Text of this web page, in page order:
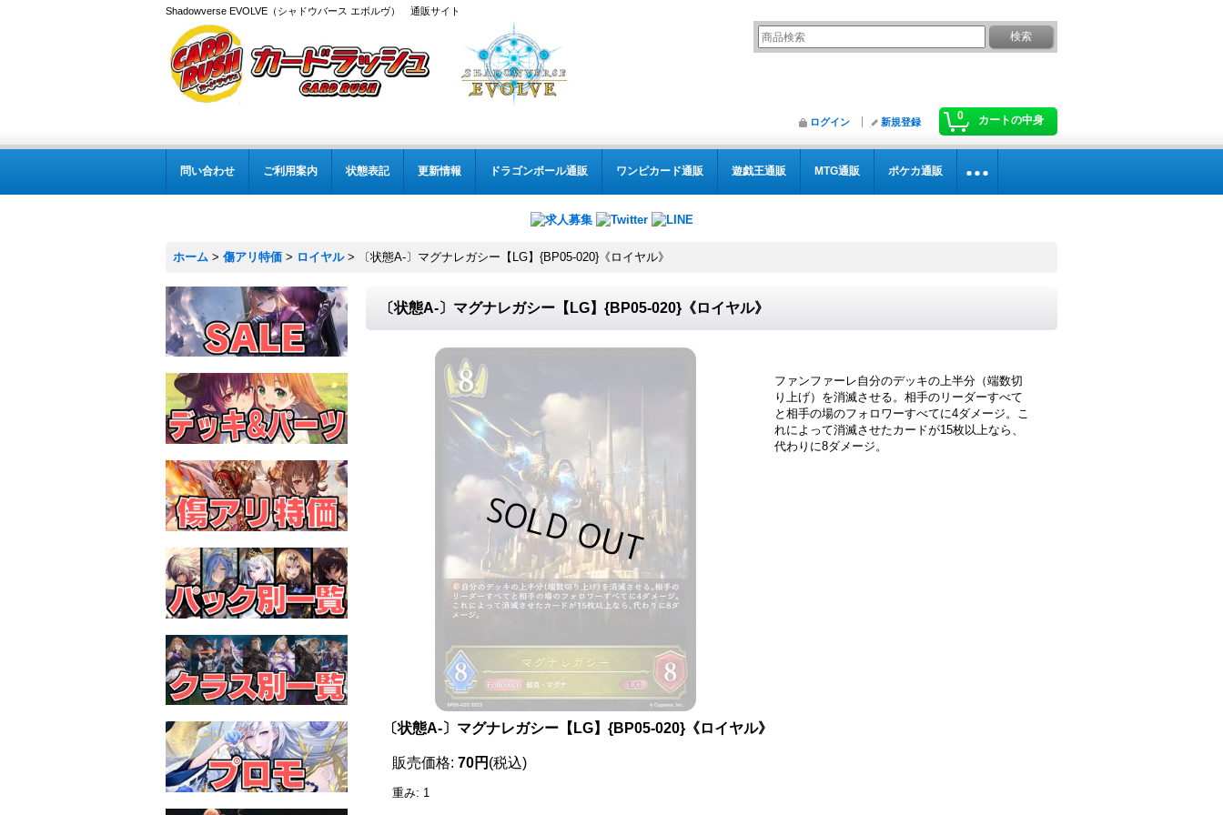
Shadowverse EVOLVE（シャドウバース エボルヴ） 通販サイト
0 カートの中身
ログイン 新規登録
問い合わせ ご利用案内 状態表記 更新情報 ドラゴンボール通販 ワンピカード通販 遊戯王通販 MTG通販 ポケカ通販
ホーム > 傷アリ特価 > ロイヤル > 〔状態A-〕マグナレガシー【LG】{BP05-020}《ロイヤル》
〔状態A-〕マグナレガシー【LG】{BP05-020}《ロイヤル》
ファンファーレ自分のデッキの上半分（端数切
り上げ）を消滅させる。相手のリーダーすべて
と相手の場のフォロワーすべてに4ダメージ。こ
れによって消滅させたカードが15枚以上なら、
代わりに8ダメージ。
〔状態A-〕マグナレガシー【LG】{BP05-020}《ロイヤル》
販売価格: 70円 (税込)
重み: 1